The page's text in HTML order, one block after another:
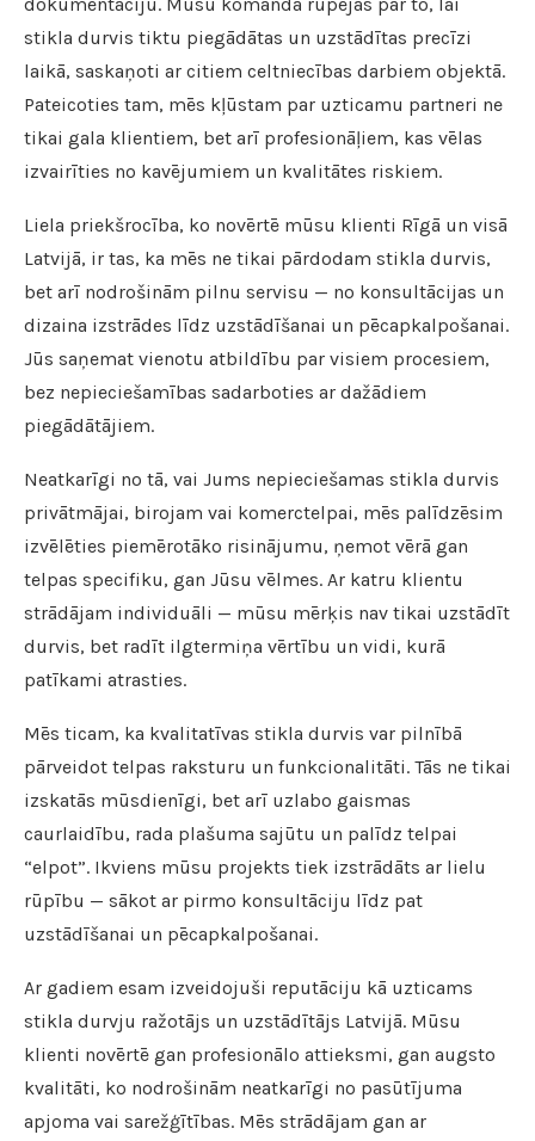
stikla durvis tiktu piegādātas un uzstādītas precīzi
laikā, saskaņoti ar citiem celtniecības darbiem objektā.
Pateicoties tam, mēs kļūstam par uzticamu partneri ne
tikai gala klientiem, bet arī profesionāļiem, kas vēlas
izvairīties no kavējumiem un kvalitātes riskiem.
Liela priekšrocība, ko novērtē mūsu klienti Rīgā un visā
Latvijā, ir tas, ka mēs ne tikai pārdodam stikla durvis,
bet arī nodrošinām pilnu servisu — no konsultācijas un
dizaina izstrādes līdz uzstādīšanai un pēcapkalpošanai.
Jūs saņemat vienotu atbildību par visiem procesiem,
bez nepieciešamības sadarboties ar dažādiem
piegādātājiem.
Neatkarīgi no tā, vai Jums nepieciešamas stikla durvis
privātmājai, birojam vai komerctelpai, mēs palīdzēsim
izvēlēties piemērotāko risinājumu, ņemot vērā gan
telpas specifiku, gan Jūsu vēlmes. Ar katru klientu
strādājam individuāli — mūsu mērķis nav tikai uzstādīt
durvis, bet radīt ilgtermiņa vērtību un vidi, kurā
patīkami atrasties.
Mēs ticam, ka kvalitatīvas stikla durvis var pilnībā
pārveidot telpas raksturu un funkcionalitāti. Tās ne tikai
izskatās mūsdienīgi, bet arī uzlabo gaismas
caurlaidību, rada plašuma sajūtu un palīdz telpai
“elpot”. Ikviens mūsu projekts tiek izstrādāts ar lielu
rūpību — sākot ar pirmo konsultāciju līdz pat
uzstādīšanai un pēcapkalpošanai.
Ar gadiem esam izveidojuši reputāciju kā uzticams
stikla durvju ražotājs un uzstādītājs Latvijā. Mūsu
klienti novērtē gan profesionālo attieksmi, gan augsto
kvalitāti, ko nodrošinām neatkarīgi no pasūtījuma
apjoma vai sarežģītības. Mēs strādājam gan ar